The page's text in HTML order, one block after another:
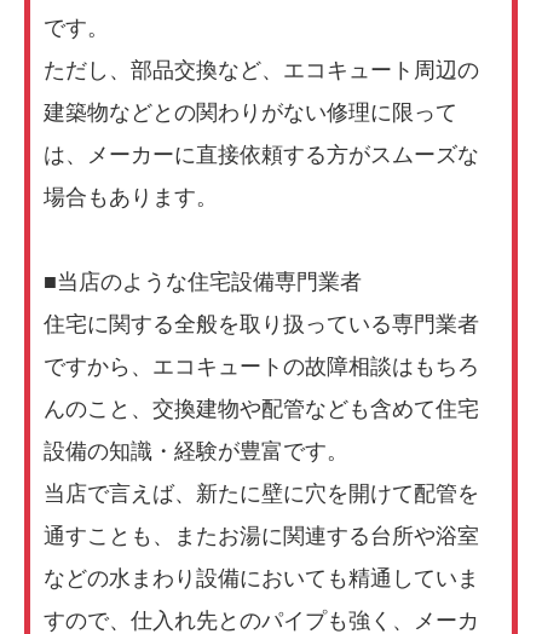
です。
ただし、部品交換など、エコキュート周辺の
建築物などとの関わりがない修理に限って
は、メーカーに直接依頼する方がスムーズな
場合もあります。
■当店のような住宅設備専門業者
住宅に関する全般を取り扱っている専門業者
ですから、エコキュートの故障相談はもちろ
んのこと、交換建物や配管なども含めて住宅
設備の知識・経験が豊富です。
当店で言えば、新たに壁に穴を開けて配管を
通すことも、またお湯に関連する台所や浴室
などの水まわり設備においても精通していま
すので、仕入れ先とのパイプも強く、メーカ